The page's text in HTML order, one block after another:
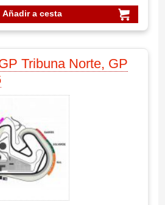
Añadir a cesta
Tribuna Norte, GP